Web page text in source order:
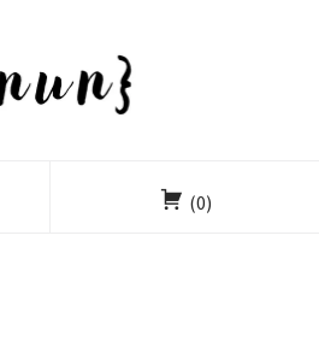
(0)